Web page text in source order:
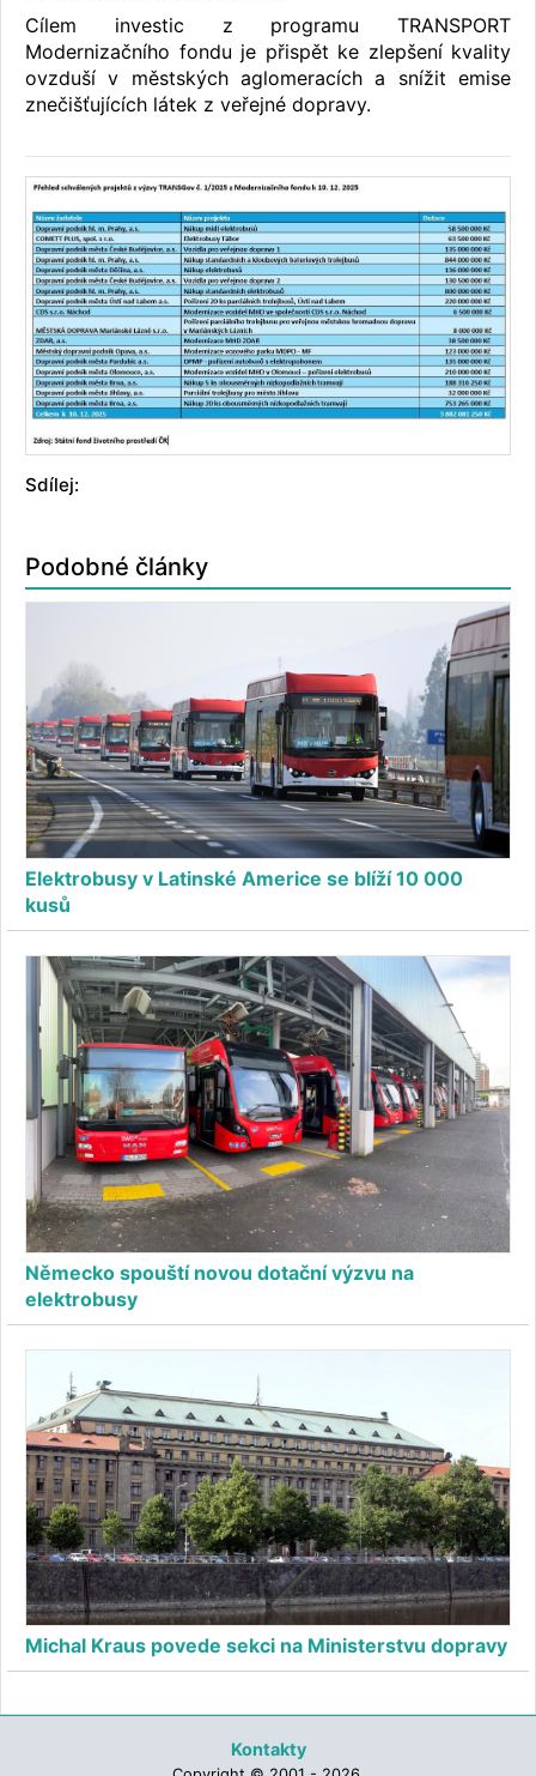
Cílem investic z programu TRANSPORT
Modernizačního fondu je přispět ke zlepšení kvality
ovzduší v městských aglomeracích a snížit emise
znečišťujících látek z veřejné dopravy.
Sdílej:
Podobné články
Elektrobusy v Latinské Americe se blíží 10 000
kusů
Německo spouští novou dotační výzvu na
elektrobusy
Michal Kraus povede sekci na Ministerstvu dopravy
Kontakty